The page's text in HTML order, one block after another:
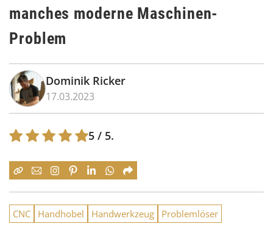
manches moderne Maschinen-
Problem
Dominik Ricker
17.03.2023
5 / 5.
CNC Handhobel Handwerkzeug Problemlöser